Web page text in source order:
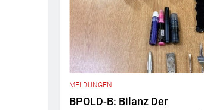
MELDUNGEN
BPOLD-B: Bilanz Der